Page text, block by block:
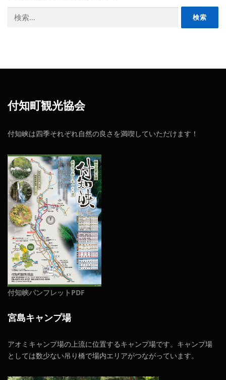
索:
付知町観光協会
付知峡は四季それぞれ自然の良さを満喫していただけます！
付知峡パンフレットPDF
宮島キャンプ場
アオミキャンプ場の上流に位置するキャンプ場です。キャンプ場
としては数少ない吊り橋で場内エリアがつながっています。